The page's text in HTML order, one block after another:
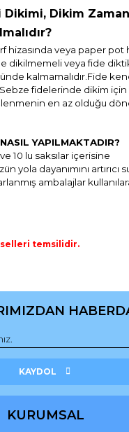
Dikim
hizasında veya paper pot
dikilmemeli veya fide
kalmamalıdır.Fide
fidelerinde dikim
en az olduğu
YAPILMAKTADIR?
10 lu saksılar içerisine
yola dayanımını artırıcı
ambalajlar
temsilidir.
noktaları öneri
için teşekkür ederiz.
bozuk veya
eksik bilgiler bulunuyor.
daha pahalı.
KAYDOL
KURUMSAL